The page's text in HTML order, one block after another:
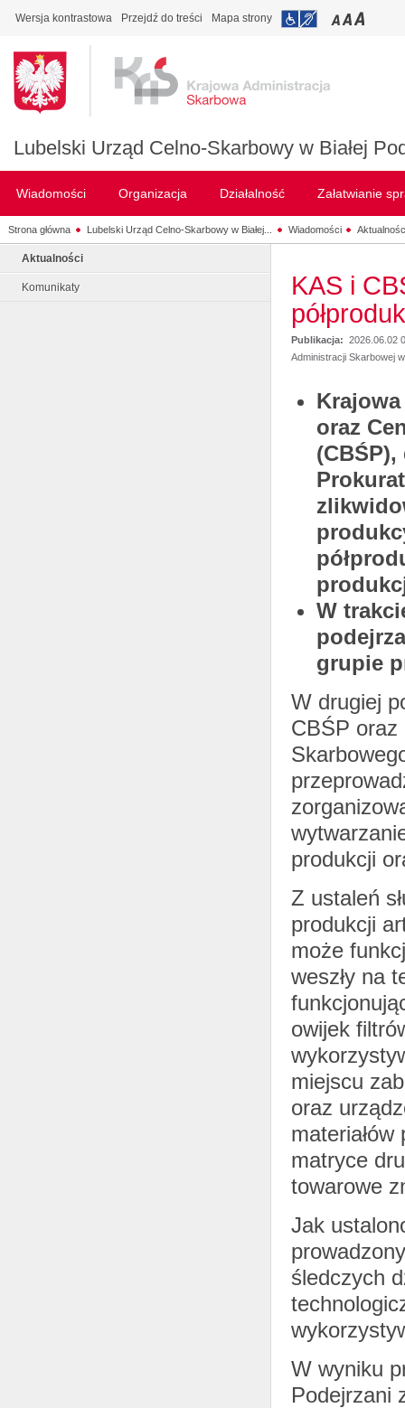
Wersja kontrastowa Przejdź do treści Mapa strony
Lubelski Urząd Celno-Skarbowy w Białej
Wiadomości Organizacja Działalność Załatwianie
Strona główna Lubelski Urząd Celno-Skarbowy w Białej... Wiadomości
Aktualności
Komunikaty
KAS i
Publikacja: 2026.06.02
Administracji Skarbowej
oraz
W
grupie
W drugiej
CBŚP oraz
produkcji
Z ustaleń
produkcji
może
weszły na
owijek
miejscu
oraz
matryce
towarowe
Jak
śledczych
W wyniku
Podejrzani